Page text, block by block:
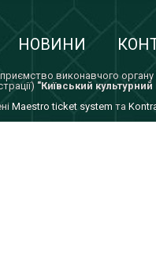
НОВИНИ
виконавчого органу
"Київський
Maestro ticket system та